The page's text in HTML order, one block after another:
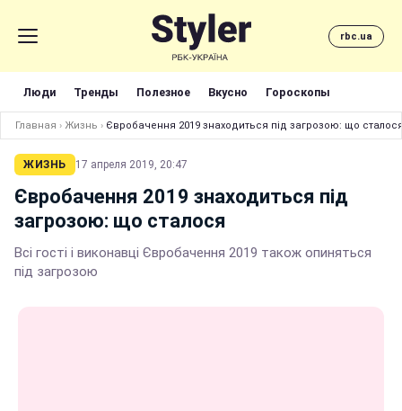
rbc.ua
Люди Тренды Полезное Вкусно Гороскопы
Главная › Жизнь › Євробачення 2019 знаходиться під загрозою: що
ЖИЗНЬ 17 апреля 2019, 20:47
Євробачення 2019 знаходиться під
загрозою: що сталося
Всі гості і виконавці Євробачення 2019 також опиняться
під загрозою